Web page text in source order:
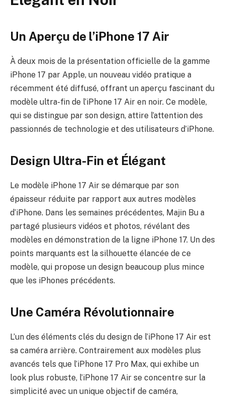
Un Aperçu de l’iPhone 17 Air
À deux mois de la présentation officielle de la gamme
iPhone 17 par Apple, un nouveau vidéo pratique a
récemment été diffusé, offrant un aperçu fascinant du
modèle ultra-fin de l’iPhone 17 Air en noir. Ce modèle,
qui se distingue par son design, attire l’attention des
passionnés de technologie et des utilisateurs d’iPhone.
Design Ultra-Fin et Élégant
Le modèle iPhone 17 Air se démarque par son
épaisseur réduite par rapport aux autres modèles
d’iPhone. Dans les semaines précédentes, Majin Bu a
partagé plusieurs vidéos et photos, révélant des
modèles en démonstration de la ligne iPhone 17. Un des
points marquants est la silhouette élancée de ce
modèle, qui propose un design beaucoup plus mince
que les iPhones précédents.
Une Caméra Révolutionnaire
L’un des éléments clés du design de l’iPhone 17 Air est
sa caméra arrière. Contrairement aux modèles plus
avancés tels que l’iPhone 17 Pro Max, qui exhibe un
look plus robuste, l’iPhone 17 Air se concentre sur la
simplicité avec un unique objectif de caméra,